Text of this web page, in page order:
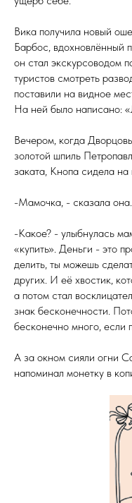
Вика получила новый
Барбос, вдохновлённый
он стал экскурсоводом
туристов смотреть
поставили на видное
На ней было написано:
Вечером, когда
золотой шпиль
заката, Кнопа сидела
-Мамочка, - сказала
-Какое? - улыбнулась
«купить». Деньги - это
делить, ты можешь
других. И её хвостик,
а потом стал
знак бесконечности.
бесконечно много, если
А за окном сияли огни
напоминал монетку в